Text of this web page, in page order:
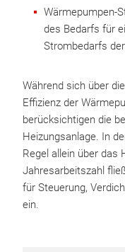
Wärmepumpen-
des Bedarfs für
Strombedarfs
Während sich über
Effizienz der
berücksichtigen die
Heizungsanlage. In
Regel allein über das
Jahresarbeitszahl
für Steuerung,
ein.